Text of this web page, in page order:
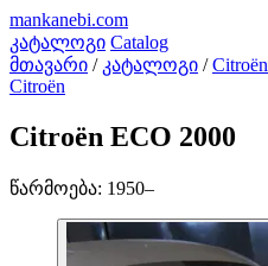
mankanebi.com
კატალოგი Catalog
მთავარი / კატალოგი / Citroën
Citroën
Citroën ECO 2000
წარმოება: 1950–